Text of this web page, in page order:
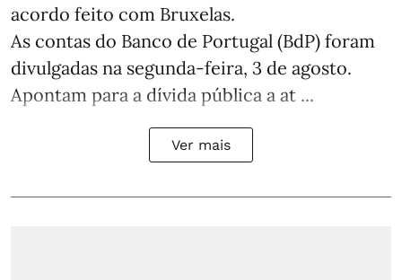
acordo feito com Bruxelas.
As contas do Banco de Portugal (BdP) foram
divulgadas na segunda-feira, 3 de agosto.
Apontam para a dívida pública a at ...
Ver mais